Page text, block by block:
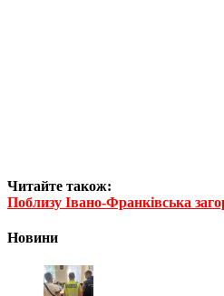
Читайте також:
Поблизу Івано-Франківська
Новини